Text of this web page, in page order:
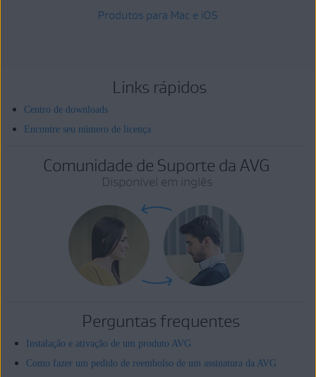
Produtos para Mac e iOS
Links rápidos
Centro de downloads
Encontre seu número de licença
Comunidade de Suporte da AVG
Disponível em inglês
Perguntas frequentes
Instalação e ativação de um produto AVG
Como fazer um pedido de reembolso de um assinatura da AVG